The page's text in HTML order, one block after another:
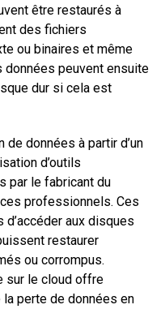
être restaurés à
des fichiers
ou binaires et même
peuvent ensuite
dur si cela est
données à partir d’un
d’outils
par le fabricant du
professionnels. Ces
aux disques
restaurer
ou corrompus.
sur le cloud offre
perte de données en